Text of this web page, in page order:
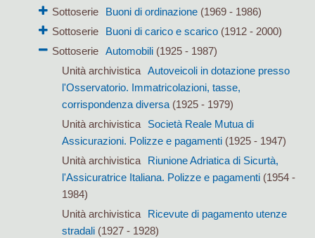
Sottoserie
Buoni di ordinazione (1969 - 1986)
Sottoserie
Buoni di carico e scarico (1912 - 2000)
Sottoserie
Automobili (1925 - 1987)
Unità archivistica
Autoveicoli in dotazione presso
l'Osservatorio. Immatricolazioni, tasse,
corrispondenza diversa(1925 - 1979)
Unità archivistica
Società Reale Mutua di
Assicurazioni. Polizze e pagamenti(1925 - 1947)
Unità archivistica
Riunione Adriatica di Sicurtà,
l'Assicuratrice Italiana. Polizze e pagamenti(1954 -
1984)
Unità archivistica
Ricevute di pagamento utenze
stradali(1927 - 1928)